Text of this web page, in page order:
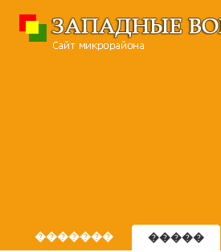
������� �����